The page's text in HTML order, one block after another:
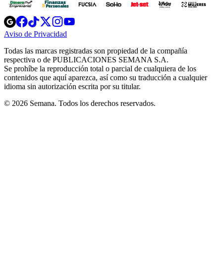
Opens
in
new
Opens
in
new
Opens
in
new
window
Opens
new
windowwindow
Aviso de Privacidad
new
window
Todas las marcas registradas son propiedad de la compañía
respectiva o de PUBLICACIONES SEMANA S.A.
Se prohíbe la reproducción total o parcial de cualquiera de los
contenidos que aquí aparezca, así como su traducción a cualquier
idioma sin autorización escrita por su titular.
© 2026 Semana. Todos los derechos reservados.